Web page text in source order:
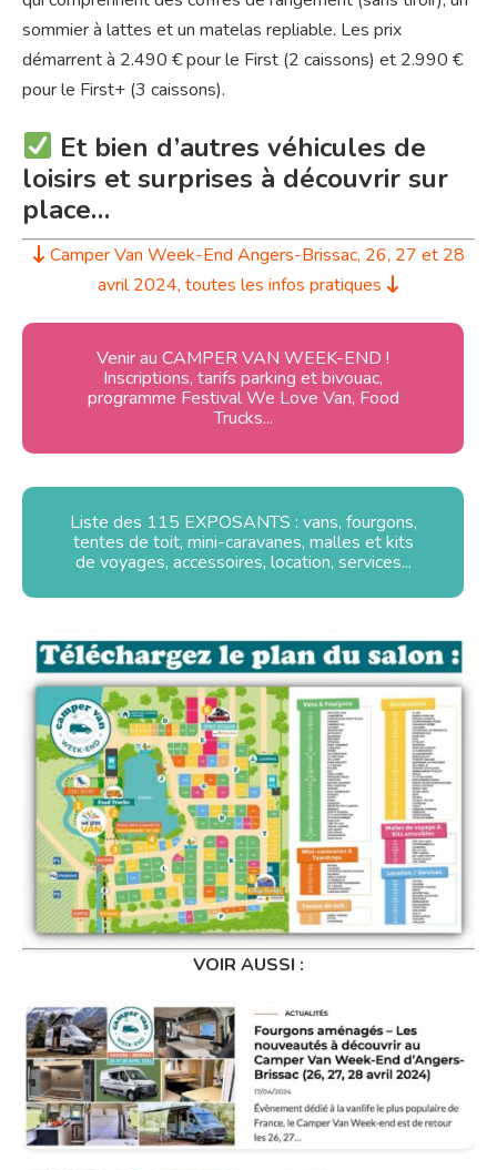
sommier à lattes et un matelas repliable. Les prix
démarrent à 2.490 € pour le First (2 caissons) et 2.990 €
pour le First+ (3 caissons).
Et bien d’autres véhicules de
loisirs et surprises à découvrir sur
place…
Camper Van Week-End Angers-Brissac, 26, 27 et 28
avril 2024, toutes les infos pratiques
Venir au CAMPER VAN WEEK-END !
Inscriptions, tarifs parking et bivouac,
programme Festival We Love Van, Food
Trucks...
Liste des 115 EXPOSANTS : vans, fourgons,
tentes de toit, mini-caravanes, malles et kits
de voyages, accessoires, location, services...
VOIR AUSSI :